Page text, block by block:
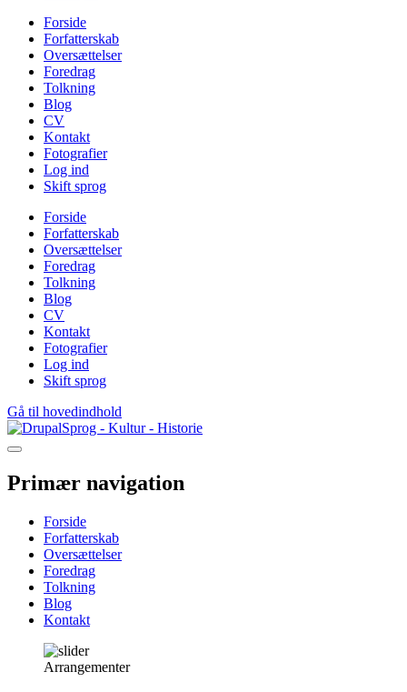
Forside
Forfatterskab
Oversættelser
Foredrag
Tolkning
Blog
CV
Kontakt
Fotografier
Log ind
Skift sprog
Forside
Forfatterskab
Oversættelser
Foredrag
Tolkning
Blog
CV
Kontakt
Fotografier
Log ind
Skift sprog
Gå til hovedindhold
Sprog - Kultur - Historie
Primær navigation
Forside
Forfatterskab
Oversættelser
Foredrag
Tolkning
Blog
Kontakt
Arrangementer